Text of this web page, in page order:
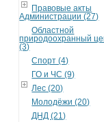
Правовые акты
Администрации (27)
Областной
природоохранный
(3)
Спорт (4)
ГО и ЧС (9)
Лес (20)
Молодёжи (20)
ДНД (21)